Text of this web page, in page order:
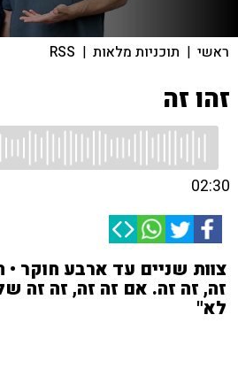
ראשי | תוכניות מלאות |
RSS
זהו זה
02:30
צוות שניים עד ארבע חוקר •
זה, זה זה. אם זה זה, זה זה
לא"